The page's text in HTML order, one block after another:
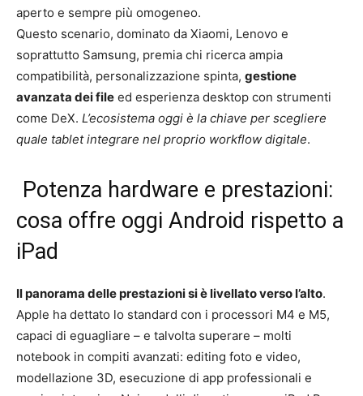
aperto e sempre più omogeneo.
Questo scenario, dominato da Xiaomi, Lenovo e
soprattutto Samsung, premia chi ricerca ampia
compatibilità, personalizzazione spinta, gestione
avanzata dei file ed esperienza desktop con strumenti
come DeX. L’ecosistema oggi è la chiave per scegliere
quale tablet integrare nel proprio workflow digitale.
Potenza hardware e prestazioni:
cosa offre oggi Android rispetto a
iPad
Il panorama delle prestazioni si è livellato verso l’alto.
Apple ha dettato lo standard con i processori M4 e M5,
capaci di eguagliare – e talvolta superare – molti
notebook in compiti avanzati: editing foto e video,
modellazione 3D, esecuzione di app professionali e